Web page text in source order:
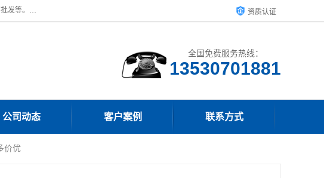
深圳市宝安区沙井街道浩丰胶管商行主营产品：联塑批发、联塑管批发、联塑总代理、联塑总经销、联塑HDPE波纹管批发、联塑PE给水管批发等。凭借服务以及多年的勤奋拼搏，发展成为一家销售各种管材管件，绝缘电工套管及配件等系列产品的贸易公司。公司秉承“顾客至上，锐意进取”的经营理念，坚持“客户至上”原则为广大客户提供的服务。欢迎惠顾！ 资质认证
全国免费服务热线：
公司动态 客户案例 联系方式
价优